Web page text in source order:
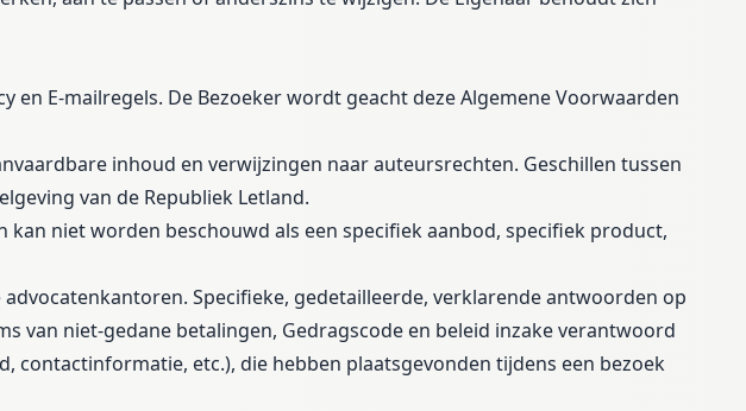
E-mailregels. De Bezoeker wordt geacht deze Algemene Voorwaarden
inhoud en verwijzingen naar auteursrechten. Geschillen tussen
van de Republiek Letland.
niet worden beschouwd als een specifiek aanbod, specifiek product,
Specifieke, gedetailleerde, verklarende antwoorden op
van niet-gedane betalingen, Gedragscode en beleid inzake verantwoord
contactinformatie, etc.), die hebben plaatsgevonden tijdens een bezoek